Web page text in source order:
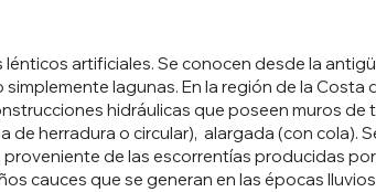
artificiales. Se conocen desde la
lagunas. En la región de la
hidráulicas que poseen muros de
de herradura o circular), alargada (con cola).
proveniente de las escorrentías producidas
cauces que se generan en las épocas